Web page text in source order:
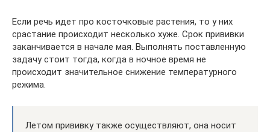
Если речь идет про косточковые растения, то у них
срастание происходит несколько хуже. Срок прививки
заканчивается в начале мая. Выполнять поставленную
задачу стоит тогда, когда в ночное время не
происходит значительное снижение температурного
режима.
Летом прививку также осуществляют, она носит